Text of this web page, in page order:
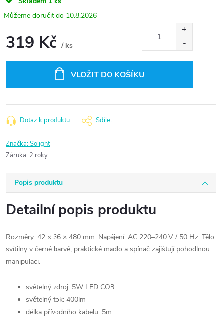
10.8.2026
319 Kč / ks
VLOŽIT DO KOŠÍKU
Dotaz k produktu Sdílet
Značka:Solight
Záruka: 2 roky
Popis produktu
Detailní popis produktu
Rozměry: 42 × 36 × 480 mm. Napájení: AC 220–240 V / 50 Hz. Tělo
svítilny v černé barvě, praktické madlo a spínač zajišťují pohodlnou
manipulaci.
světelný zdroj: 5W LED COB
světelný tok: 400lm
délka přívodního kabelu: 5m